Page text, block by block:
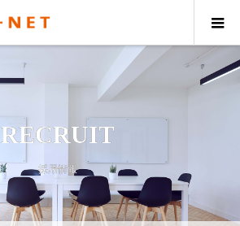
RECRUIT
採用情報